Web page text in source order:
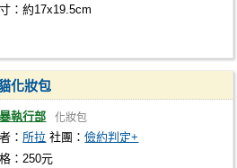
：約17x19.5cm
化妝包
執行部 化妝包
：所拉 社團：儉約判定+
：250元